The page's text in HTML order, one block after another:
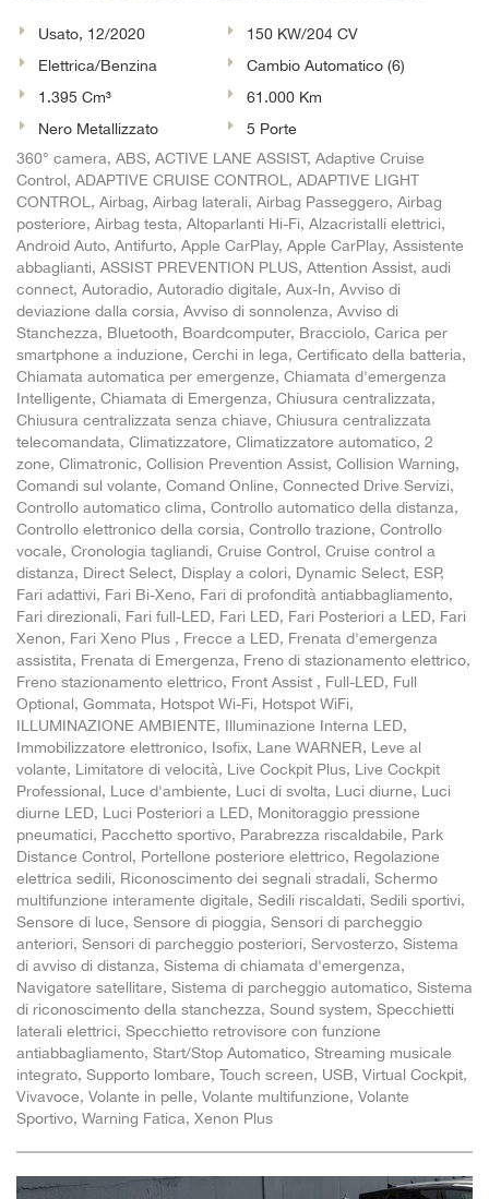
Usato, 12/2020
150 KW/204 CV
Elettrica/Benzina
Cambio Automatico (6)
1.395 Cm³
61.000 Km
Nero Metallizzato
5 Porte
360° camera, ABS, ACTIVE LANE ASSIST, Adaptive Cruise
Control, ADAPTIVE CRUISE CONTROL, ADAPTIVE LIGHT
CONTROL, Airbag, Airbag laterali, Airbag Passeggero, Airbag
posteriore, Airbag testa, Altoparlanti Hi-Fi, Alzacristalli elettrici,
Android Auto, Antifurto, Apple CarPlay, Apple CarPlay, Assistente
abbaglianti, ASSIST PREVENTION PLUS, Attention Assist, audi
connect, Autoradio, Autoradio digitale, Aux-In, Avviso di
deviazione dalla corsia, Avviso di sonnolenza, Avviso di
Stanchezza, Bluetooth, Boardcomputer, Bracciolo, Carica per
smartphone a induzione, Cerchi in lega, Certificato della batteria,
Chiamata automatica per emergenze, Chiamata d'emergenza
Intelligente, Chiamata di Emergenza, Chiusura centralizzata,
Chiusura centralizzata senza chiave, Chiusura centralizzata
telecomandata, Climatizzatore, Climatizzatore automatico, 2
zone, Climatronic, Collision Prevention Assist, Collision Warning,
Comandi sul volante, Comand Online, Connected Drive Servizi,
Controllo automatico clima, Controllo automatico della distanza,
Controllo elettronico della corsia, Controllo trazione, Controllo
vocale, Cronologia tagliandi, Cruise Control, Cruise control a
distanza, Direct Select, Display a colori, Dynamic Select, ESP,
Fari adattivi, Fari Bi-Xeno, Fari di profondità antiabbagliamento,
Fari direzionali, Fari full-LED, Fari LED, Fari Posteriori a LED, Fari
Xenon, Fari Xeno Plus , Frecce a LED, Frenata d'emergenza
assistita, Frenata di Emergenza, Freno di stazionamento elettrico,
Freno stazionamento elettrico, Front Assist , Full-LED, Full
Optional, Gommata, Hotspot Wi-Fi, Hotspot WiFi,
ILLUMINAZIONE AMBIENTE, Illuminazione Interna LED,
Immobilizzatore elettronico, Isofix, Lane WARNER, Leve al
volante, Limitatore di velocità, Live Cockpit Plus, Live Cockpit
Professional, Luce d'ambiente, Luci di svolta, Luci diurne, Luci
diurne LED, Luci Posteriori a LED, Monitoraggio pressione
pneumatici, Pacchetto sportivo, Parabrezza riscaldabile, Park
Distance Control, Portellone posteriore elettrico, Regolazione
elettrica sedili, Riconoscimento dei segnali stradali, Schermo
multifunzione interamente digitale, Sedili riscaldati, Sedili sportivi,
Sensore di luce, Sensore di pioggia, Sensori di parcheggio
anteriori, Sensori di parcheggio posteriori, Servosterzo, Sistema
di avviso di distanza, Sistema di chiamata d'emergenza,
Navigatore satellitare, Sistema di parcheggio automatico, Sistema
di riconoscimento della stanchezza, Sound system, Specchietti
laterali elettrici, Specchietto retrovisore con funzione
antiabbagliamento, Start/Stop Automatico, Streaming musicale
integrato, Supporto lombare, Touch screen, USB, Virtual Cockpit,
Vivavoce, Volante in pelle, Volante multifunzione, Volante
Sportivo, Warning Fatica, Xenon Plus